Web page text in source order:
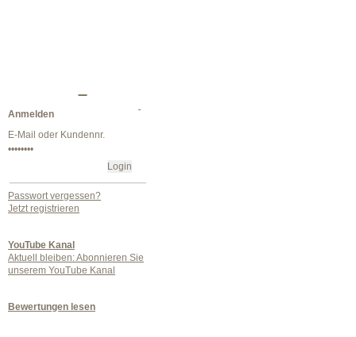
Anmelden
Passwort vergessen?
Jetzt registrieren
YouTube Kanal
Aktuell bleiben: Abonnieren Sie
unserem YouTube Kanal
Bewertungen lesen